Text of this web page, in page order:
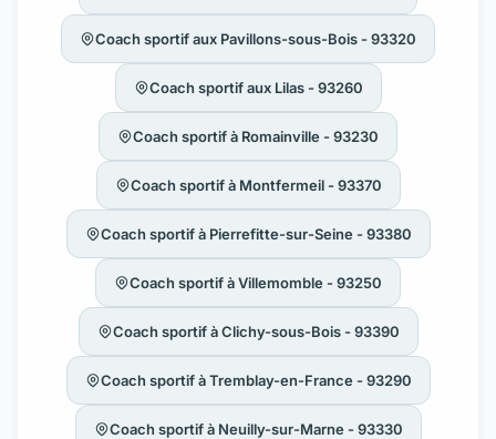
Coach sportif aux Pavillons-sous-Bois - 93320
Coach sportif aux Lilas - 93260
Coach sportif à Romainville - 93230
Coach sportif à Montfermeil - 93370
Coach sportif à Pierrefitte-sur-Seine - 93380
Coach sportif à Villemomble - 93250
Coach sportif à Clichy-sous-Bois - 93390
Coach sportif à Tremblay-en-France - 93290
Coach sportif à Neuilly-sur-Marne - 93330